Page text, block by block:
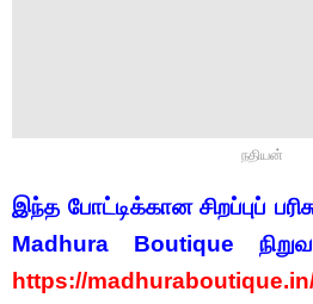
நதியன்
இந்த போட்டிக்கான சிறப்புப்
Madhura Boutique
https://